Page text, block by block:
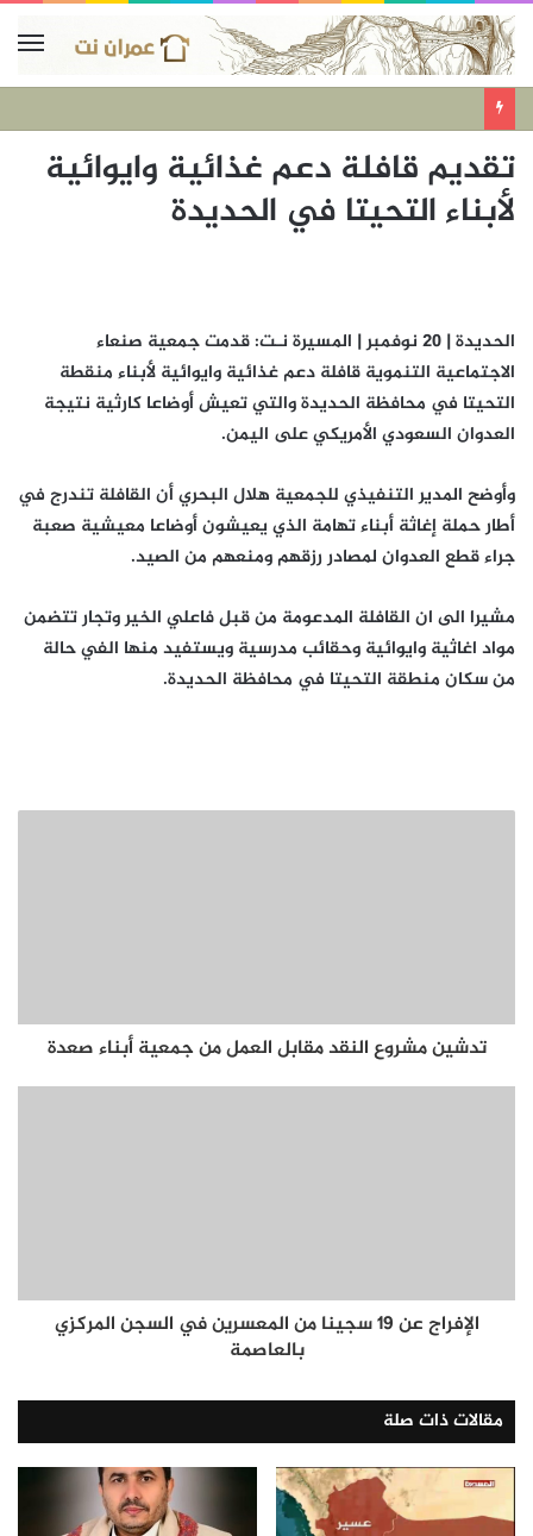
تقديم قافلة دعم غذائية وايوائية
لأبناء التحيتا في الحديدة
الحديدة | 20 نوفمبر | المسيرة نـت: قدمت جمعية صنعاء
الاجتماعية التنموية قافلة دعم غذائية وايوائية لأبناء منقطة
التحيتا في محافظة الحديدة والتي تعيش أوضاعا كارثية نتيجة
العدوان السعودي الأمريكي على اليمن.
وأوضح المدير التنفيذي للجمعية هلال البحري أن القافلة تندرج في
أطار حملة إغاثة أبناء تهامة الذي يعيشون أوضاعا معيشية صعبة
جراء قطع العدوان لمصادر رزقهم ومنعهم من الصيد.
مشيرا الى ان القافلة المدعومة من قبل فاعلي الخير وتجار تتضمن
مواد اغاثية وايوائية وحقائب مدرسية ويستفيد منها الفي حالة
من سكان منطقة التحيتا في محافظة الحديدة.
تدشين مشروع النقد مقابل العمل من جمعية أبناء صعدة
الإفراج عن 19 سجينا من المعسرين في السجن المركزي
بالعاصمة
مقالات ذات صلة